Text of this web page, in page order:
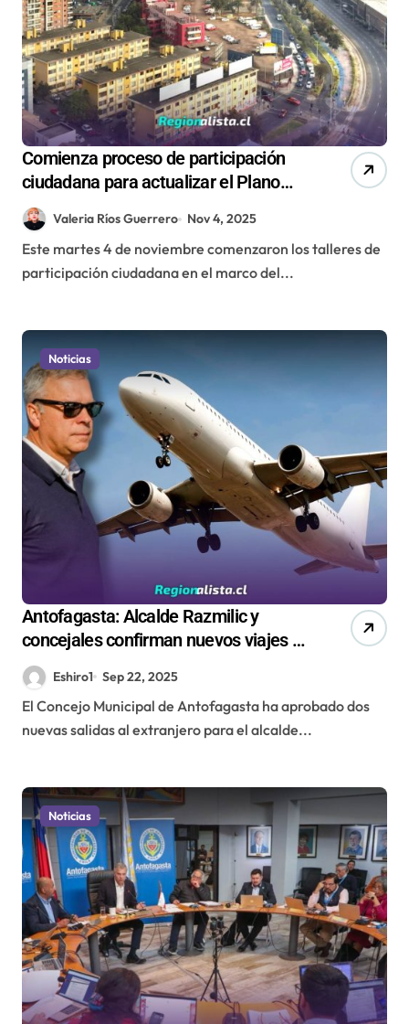
Comienza proceso de participación
ciudadana para actualizar el Plano
Regulador de Antofagasta
Valeria Ríos Guerrero Nov 4, 2025
Este martes 4 de noviembre comenzaron los talleres de
participación ciudadana en el marco del...
Noticias
Antofagasta: Alcalde Razmilic y
concejales confirman nuevos viajes a
Colombia y Argentina con fondos
públicos
Eshiro1 Sep 22, 2025
El Concejo Municipal de Antofagasta ha aprobado dos
nuevas salidas al extranjero para el alcalde...
Noticias